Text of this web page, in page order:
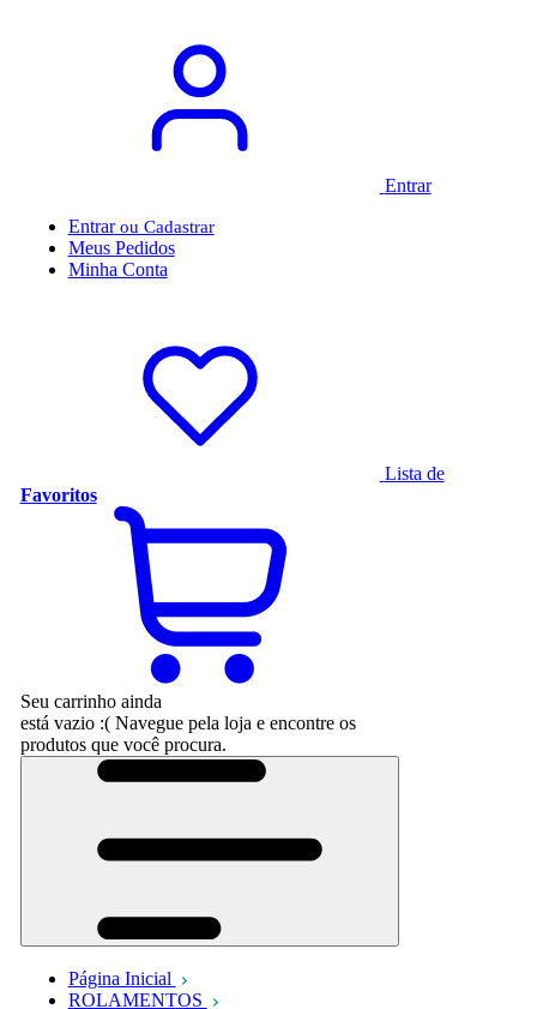
Entrar
Entrar
Meus Pedidos
Minha Conta
Lista de
Favoritos
Seu carrinho ainda
está vazio :( Navegue pela loja e encontre os
produtos que você procura.
Página Inicial
ROLAMENTOS